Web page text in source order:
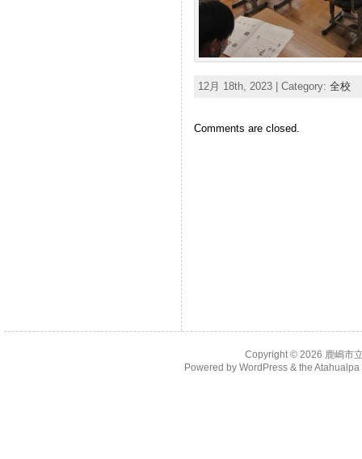
12月 18th, 2023 | Category: 全校
Comments are closed.
Copyright © 2026 鹿嶋市
Powered by WordPress& the Atahualpa